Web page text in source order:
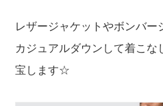
レザージャケットやボンバー
カジュアルダウンして着こ
宝します☆